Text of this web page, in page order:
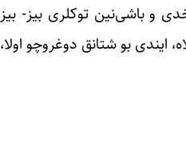
و باشی‌نین توکلری بیز- بیز
ایندی بو شتانق دوغروچو اولا،